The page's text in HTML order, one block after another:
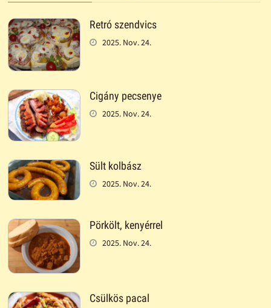
Retró szendvics
2025. Nov. 24.
Cigány pecsenye
2025. Nov. 24.
Sült kolbász
2025. Nov. 24.
Pörkölt, kenyérrel
2025. Nov. 24.
Csülkös pacal